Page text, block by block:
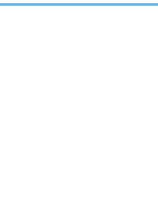
KOMPAS100